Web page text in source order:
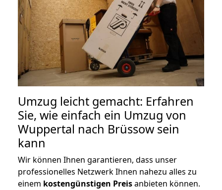
Umzug leicht gemacht: Erfahren
Sie, wie einfach ein Umzug von
Wuppertal nach Brüssow sein
kann
Wir können Ihnen garantieren, dass unser
professionelles Netzwerk Ihnen nahezu alles zu
einem kostengünstigen Preisanbieten können.